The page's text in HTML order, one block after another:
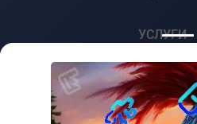
УСЛУГИ
КЛИЕНТАМ